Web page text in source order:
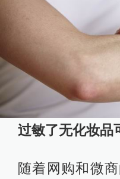
过敏了无化妆品
随着网购和微